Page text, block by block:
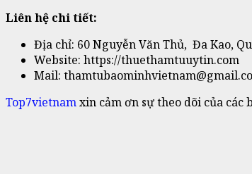
Liên hệ chi tiết:
Địa chỉ: 60 Nguyễn Văn Thủ, Đa Kao,
Website: https://thuethamtuuytin.com
Mail:
Top7vietnamxin cảm ơn sự theo dõi của